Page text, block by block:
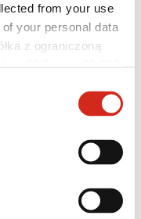
from your use
your personal data
z ograniczoną